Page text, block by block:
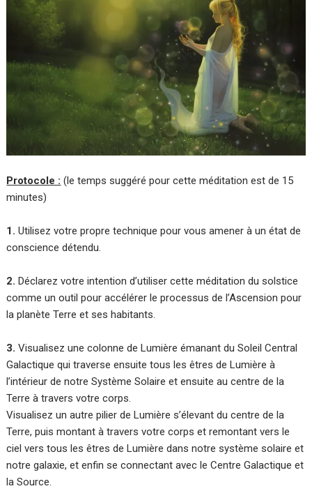
Protocole : (le temps suggéré pour cette méditation est de 15
minutes)
1. Utilisez votre propre technique pour vous amener à un état de
conscience détendu.
2. Déclarez votre intention d’utiliser cette méditation du solstice
comme un outil pour accélérer le processus de l’Ascension pour
la planète Terre et ses habitants.
3. Visualisez une colonne de Lumière émanant du Soleil Central
Galactique qui traverse ensuite tous les êtres de Lumière à
l’intérieur de notre Système Solaire et ensuite au centre de la
Terre à travers votre corps.
Visualisez un autre pilier de Lumière s’élevant du centre de la
Terre, puis montant à travers votre corps et remontant vers le
ciel vers tous les êtres de Lumière dans notre système solaire et
notre galaxie, et enfin se connectant avec le Centre Galactique et
la Source.